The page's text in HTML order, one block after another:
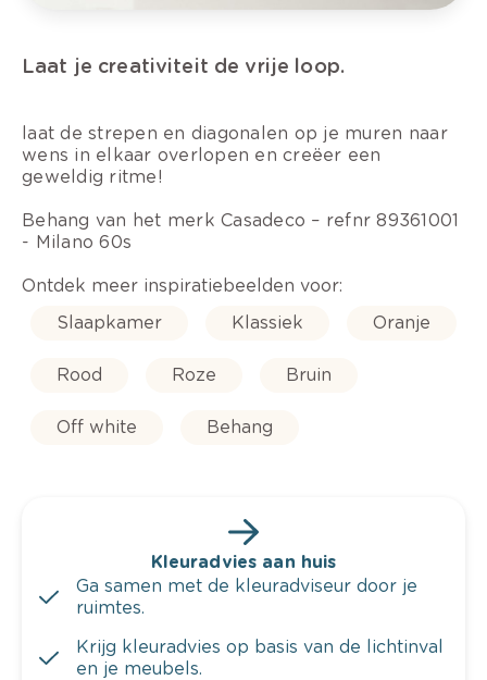
Laat je creativiteit de vrije loop.
laat de strepen en diagonalen op je muren naar
wens in elkaar overlopen en creëer een
geweldig ritme!
Behang van het merk Casadeco – refnr 89361001
- Milano 60s
Ontdek meer inspiratiebeelden voor:
Slaapkamer
Klassiek Oranje
Rood Roze Bruin
Off white Behang
Kleuradvies aan huis
Ga samen met de kleuradviseur door je
ruimtes.
Krijg kleuradvies op basis van de lichtinval
en je meubels.